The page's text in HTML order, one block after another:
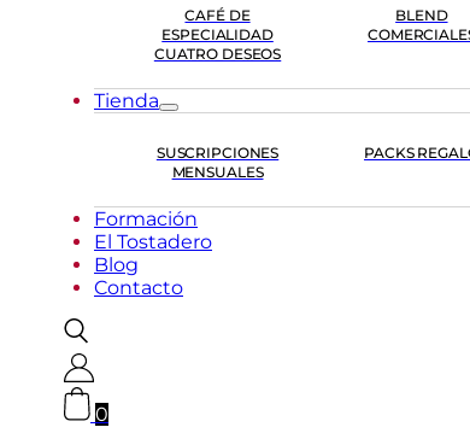
CAFÉ DE
ESPECIALIDAD
CUATRO DESEOS
BLEND
Tienda
SUSCRIPCIONES
MENSUALES
PACKS
Formación
El Tostadero
Blog
Contacto
0